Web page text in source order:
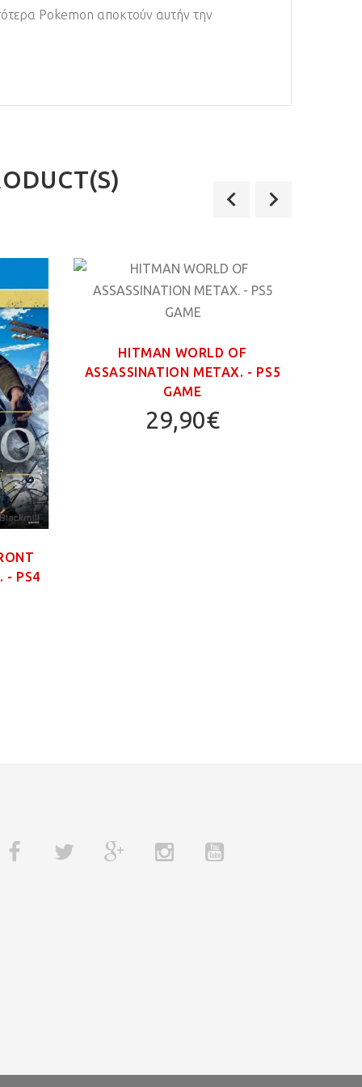
Pokemon αποκτούν αυτήν την
- PS4
HITMAN WORLD OF
ASSASSINATION ΜΕΤΑΧ. - PS5
GAME
29,90€